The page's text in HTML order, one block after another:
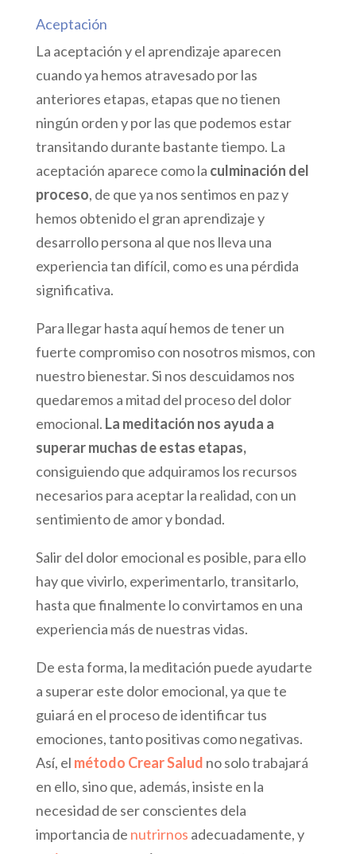
Aceptación
La aceptación y el aprendizaje aparecen
cuando ya hemos atravesado por las
anteriores etapas, etapas que no tienen
ningún orden y por las que podemos estar
transitando durante bastante tiempo. La
aceptación aparece como la culminación del
proceso, de que ya nos sentimos en paz y
hemos obtenido el gran aprendizaje y
desarrollo persona al que nos lleva una
experiencia tan difícil, como es una pérdida
significativa.
Para llegar hasta aquí hemos de tener un
fuerte compromiso con nosotros mismos, con
nuestro bienestar. Si nos descuidamos nos
quedaremos a mitad del proceso del dolor
emocional. La meditación nos ayuda a
superar muchas de estas etapas,
consiguiendo que adquiramos los recursos
necesarios para aceptar la realidad, con un
sentimiento de amor y bondad.
Salir del dolor emocional es posible, para ello
hay que vivirlo, experimentarlo, transitarlo,
hasta que finalmente lo convirtamos en una
experiencia más de nuestras vidas.
De esta forma, la meditación puede ayudarte
a superar este dolor emocional, ya que te
guiará en el proceso de identificar tus
emociones, tanto positivas como negativas.
Así, el método Crear Salud no solo trabajará
en ello, sino que, además, insiste en la
necesidad de ser conscientes dela
importancia de nutrirnos adecuadamente, y